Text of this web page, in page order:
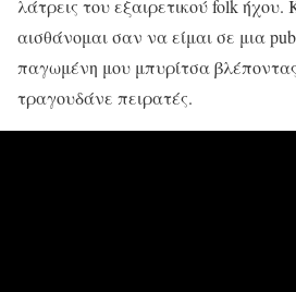
λάτρεις του εξαιρετικού folk
αισθάνομαι σαν να είμαι σε μια
παγωμένη μου μπυρίτσα
τραγουδάνε πειρατές.